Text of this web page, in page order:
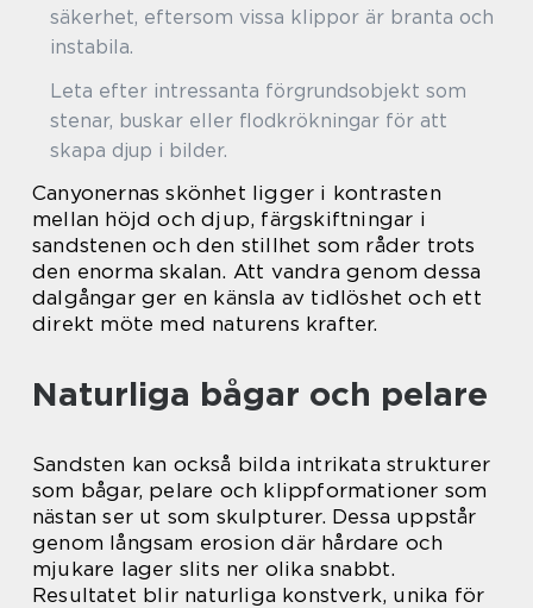
säkerhet, eftersom vissa klippor är branta och
instabila.
Leta efter intressanta förgrundsobjekt som
stenar, buskar eller flodkrökningar för att
skapa djup i bilder.
Canyonernas skönhet ligger i kontrasten
mellan höjd och djup, färgskiftningar i
sandstenen och den stillhet som råder trots
den enorma skalan. Att vandra genom dessa
dalgångar ger en känsla av tidlöshet och ett
direkt möte med naturens krafter.
Naturliga bågar och pelare
Sandsten kan också bilda intrikata strukturer
som bågar, pelare och klippformationer som
nästan ser ut som skulpturer. Dessa uppstår
genom långsam erosion där hårdare och
mjukare lager slits ner olika snabbt.
Resultatet blir naturliga konstverk, unika för